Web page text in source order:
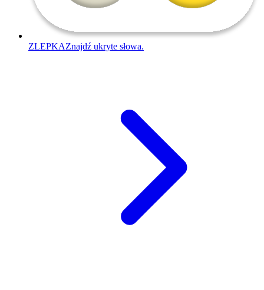
ZLEPKAZnajdź ukryte słowa.